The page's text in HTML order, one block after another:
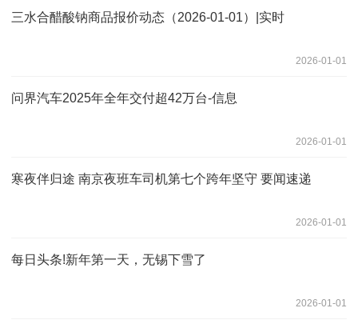
三水合醋酸钠商品报价动态（2026-01-01）|实时
2026-01-01
问界汽车2025年全年交付超42万台-信息
2026-01-01
寒夜伴归途 南京夜班车司机第七个跨年坚守 要闻速递
2026-01-01
每日头条!新年第一天，无锡下雪了
2026-01-01